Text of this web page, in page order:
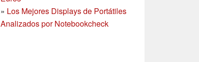
» Los Mejores Displays de Portátiles
Analizados por Notebookcheck